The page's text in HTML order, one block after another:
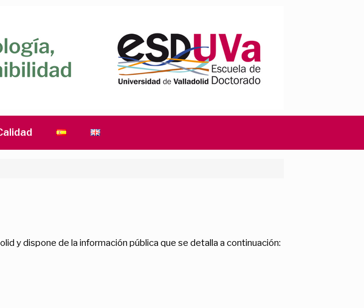
y dispone de la información pública que se detalla a continuación: